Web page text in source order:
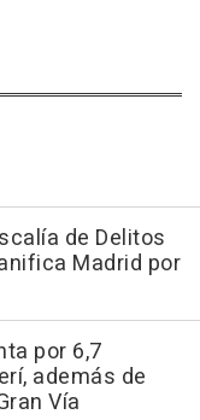
de Delitos
Madrid por
por 6,7
además de
Vía